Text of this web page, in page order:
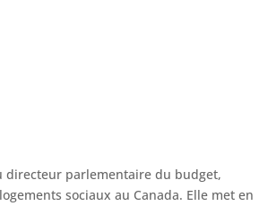
directeur parlementaire du budget,
sociaux au Canada. Elle met en